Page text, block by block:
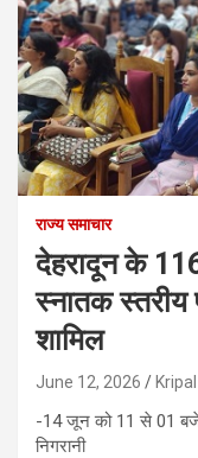
राज्य समाचार
देहरादून के 116
स्नातक स्तरीय
शामिल
June 12, 2026
-14 जून को 11 से 01 बजे
निगरानी